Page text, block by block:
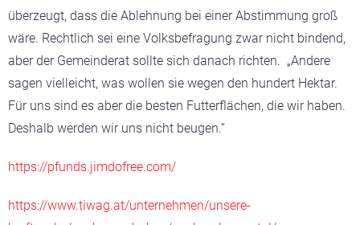
überzeugt, dass die Ablehnung bei einer Abstimmung groß
wäre. Rechtlich sei eine Volksbefragung zwar nicht bindend,
aber der Gemeinderat sollte sich danach richten. „Andere
sagen vielleicht, was wollen sie wegen den hundert Hektar.
Für uns sind es aber die besten Futterflächen, die wir haben.
Deshalb werden wir uns nicht beugen.“
https://pfunds.jimdofree.com/
https://www.tiwag.at/unternehmen/unsere-